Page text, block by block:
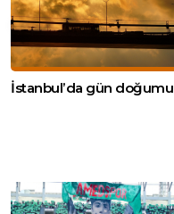
İstanbul’da gün doğumu